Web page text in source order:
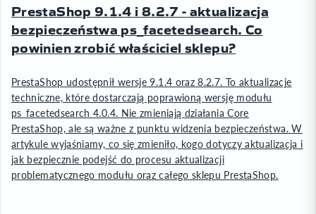
PrestaShop 9.1.4 i 8.2.7 - aktualizacja
bezpieczeństwa ps_facetedsearch. Co
powinien zrobić właściciel sklepu?
PrestaShop udostępnił wersje 9.1.4 oraz 8.2.7. To aktualizacje
techniczne, które dostarczają poprawioną wersję modułu
ps_facetedsearch 4.0.4. Nie zmieniają działania Core
PrestaShop, ale są ważne z punktu widzenia bezpieczeństwa. W
artykule wyjaśniamy, co się zmieniło, kogo dotyczy aktualizacja i
jak bezpiecznie podejść do procesu aktualizacji
problematycznego modułu oraz całego sklepu PrestaShop.